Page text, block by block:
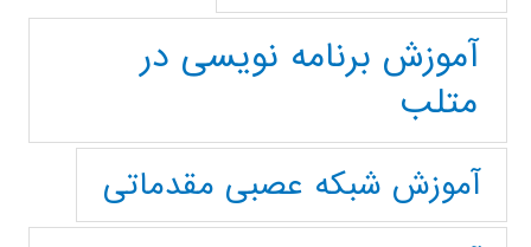
آموزش برنامه نویسی در
متلب
آموزش شبکه عصبی مقدماتی